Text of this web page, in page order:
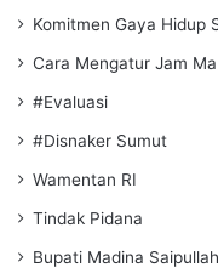
Komitmen Gaya Hidup
Cara Mengatur Jam
#Evaluasi
#Disnaker Sumut
Wamentan RI
Tindak Pidana
Bupati Madina